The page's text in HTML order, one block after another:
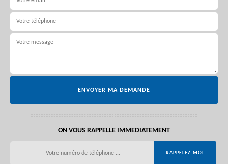
ON VOUS RAPPELLE IMMEDIATEMENT